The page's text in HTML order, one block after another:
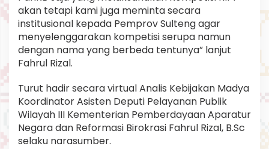
akan tetapi kami juga meminta secara
institusional kepada Pemprov Sulteng agar
menyelenggarakan kompetisi serupa namun
dengan nama yang berbeda tentunya” lanjut
Fahrul Rizal.
Turut hadir secara virtual Analis Kebijakan Madya
Koordinator Asisten Deputi Pelayanan Publik
Wilayah III Kementerian Pemberdayaan Aparatur
Negara dan Reformasi Birokrasi Fahrul Rizal, B.Sc
selaku narasumber.